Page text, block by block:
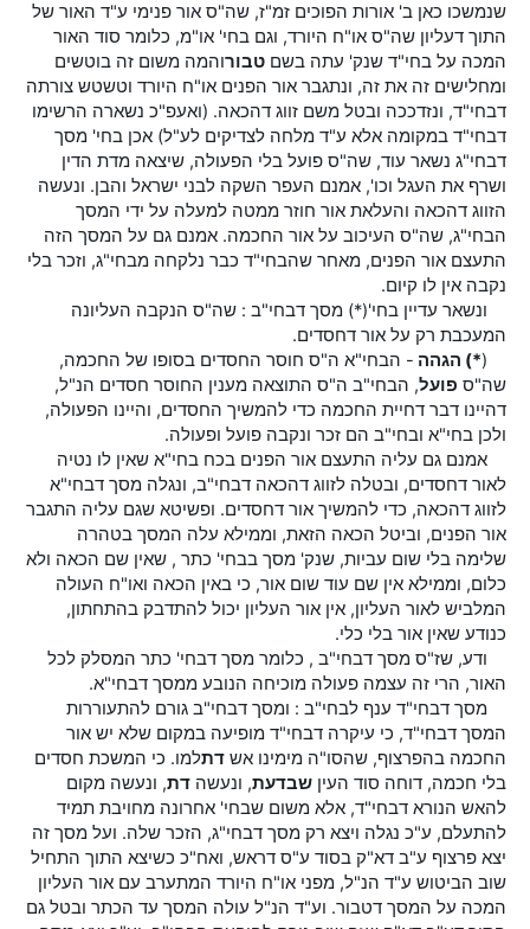
שנמשכו כאן ב' אורות הפוכים זמ"ז, שה"ס אור פנימי ע"ד האור של
התוך דעליון שה"ס או"ח היורד, וגם בחי' או"מ, כלומר סוד האור
המכה על בחי"ד שנק' עתה בשם טבורוהמה משום זה בוטשים
ומחלישים זה את זה, ונתגבר אור הפנים או"ח היורד וטשטש צורתה
דבחי"ד, ונזדככה ובטל משם זווג דהכאה. (ואעפ"כ נשארה הרשימו
דבחי"ד במקומה אלא ע"ד מלחה לצדיקים לע"ל) אכן בחי' מסך
דבחי"ג נשאר עוד, שה"ס פועל בלי הפעולה, שיצאה מדת הדין
ושרף את העגל וכו', אמנם העפר השקה לבני ישראל והבן. ונעשה
הזווג דהכאה והעלאת אור חוזר ממטה למעלה על ידי המסך
הבחי"ג, שה"ס העיכוב על אור החכמה. אמנם גם על המסך הזה
התעצם אור הפנים, מאחר שהבחי"ד כבר נלקחה מבחי"ג, וזכר בלי
נקבה אין לו קיום.
ונשאר עדיין בחי'(*) מסך דבחי"ב : שה"ס הנקבה העליונה
המעכבת רק על אור דחסדים.
(
*
) הגהה - הבחי"א ה"ס חוסר החסדים בסופו של החכמה,
שה"ס פועל, הבחי"ב ה"ס התוצאה מענין החוסר חסדים הנ"ל,
דהיינו דבר דחיית החכמה כדי להמשיך החסדים, והיינו הפעולה,
ולכן בחי"א ובחי"ב הם זכר ונקבה פועל ופעולה.
אמנם גם עליה התעצם אור הפנים בכח בחי"א שאין לו נטיה
לאור דחסדים, ובטלה לזווג דהכאה דבחי"ב, ונגלה מסך דבחי"א
לזווג דהכאה, כדי להמשיך אור דחסדים. ופשיטא שגם עליה התגבר
אור הפנים, וביטל הכאה הזאת, וממילא עלה המסך בטהרה
שלימה בלי שום עביות, שנק' מסך בבחי' כתר , שאין שם הכאה ולא
כלום, וממילא אין שם עוד שום אור, כי באין הכאה ואו"ח העולה
המלביש לאור העליון, אין אור העליון יכול להתדבק בהתחתון,
כנודע שאין אור בלי כלי.
ודע, שז"ס מסך דבחי"ב , כלומר מסך דבחי' כתר המסלק לכל
האור, הרי זה עצמה פעולה מוכיחה הנובע ממסך דבחי"א.
מסך דבחי"ד ענף לבחי"ב : ומסך דבחי"ב גורם להתעוררות
המסך דבחי"ד, כי עיקרה דבחי"ד מופיעה במקום שלא יש אור
החכמה בהפרצוף, שהסו"ה מימינו אש דתלמו. כי המשכת חסדים
בלי חכמה, דוחה סוד העין שבדעת, ונעשה דת, ונעשה מקום
להאש הנורא דבחי"ד, אלא משום שבחי' אחרונה מחויבת תמיד
להתעלם, ע"כ נגלה ויצא רק מסך דבחי"ג, הזכר שלה. ועל מסך זה
יצא פרצוף ע"ב דא"ק בסוד ע"ס דראש, ואח"כ כשיצא התוך התחיל
שוב הביטוש ע"ד הנ"ל, מפני או"ח היורד המתערב עם אור העליון
המכה על המסך דטבור. וע"ד הנ"ל עולה המסך עד הכתר ובטל גם